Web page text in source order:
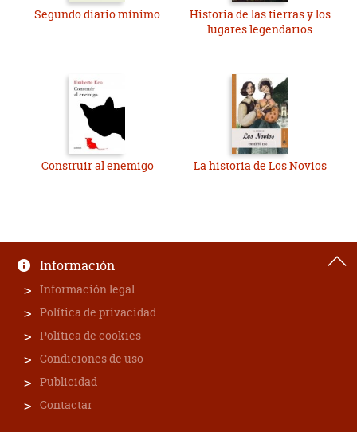
Segundo diario mínimo
Historia de las tierras y los
lugares legendarios
Construir al enemigo La historia de Los Novios
Información
Información legal
Política de privacidad
Política de cookies
Condiciones de uso
Publicidad
Contactar